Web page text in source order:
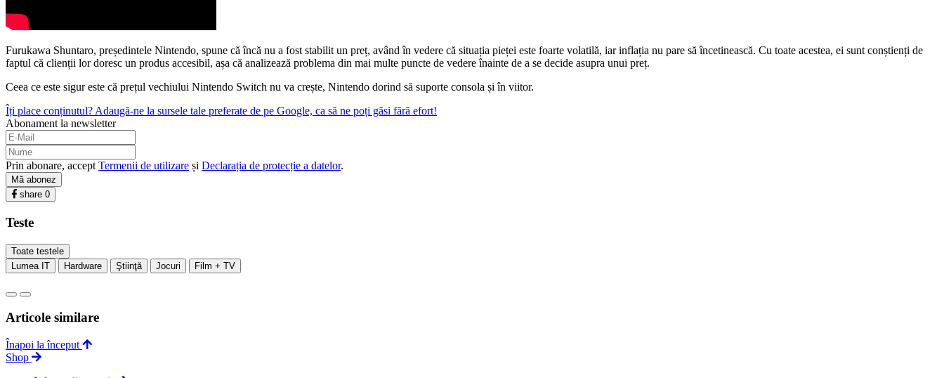
Furukawa Shuntaro, președintele Nintendo, spune că încă nu a fost stabilit un preț, având în vedere că situația pieței este foarte volatilă, iar inflația nu pare să încetinească. Cu toate acestea, ei sunt conștienți de
faptul că clienții lor doresc un produs accesibil, așa că analizează problema din mai multe puncte de vedere înainte de a se decide asupra unui preț.
Ceea ce este sigur este că prețul vechiului Nintendo Switch nu va crește, Nintendo dorind să suporte consola și în viitor.
Îți place conținutul? Adaugă-ne la sursele tale preferate de pe Google, ca să ne poți găsi fără efort!
Abonament la newsletter
Prin abonare, accept Termenii de utilizare și Declarația de protecție a datelor.
Mă abonez
share 0
Teste
Toate testele
Lumea IT
Hardware Ştiinţă Jocuri Film + TV
Articole similare
Înapoi la început
Shop